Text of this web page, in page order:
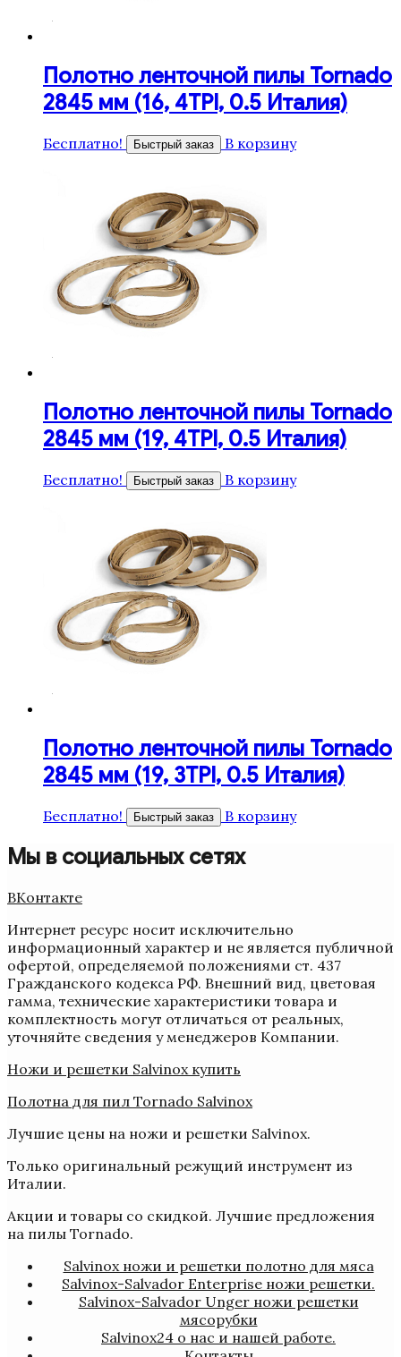
Полотно ленточной пилы Tornado
2845 мм (16, 4TPI, 0.5 Италия)
Бесплатно! Быстрый заказ В корзину
Полотно ленточной пилы Tornado
2845 мм (19, 4TPI, 0.5 Италия)
Бесплатно! Быстрый заказ В корзину
Полотно ленточной пилы Tornado
2845 мм (19, 3TPI, 0.5 Италия)
Бесплатно! Быстрый заказ В корзину
Мы в социальных сетях
ВКонтакте
Интернет ресурс носит исключительно
информационный характер и не является публичной
офертой, определяемой положениями ст. 437
Гражданского кодекса РФ. Внешний вид, цветовая
гамма, технические характеристики товара и
комплектность могут отличаться от реальных,
уточняйте сведения у менеджеров Компании.
Ножи и решетки Salvinox купить
Полотна для пил Tornado Salvinox
Лучшие цены на ножи и решетки Salvinox.
Только оригинальный режущий инструмент из
Италии.
Акции и товары со скидкой. Лучшие предложения
на пилы Tornado.
Salvinox ножи и решетки полотно для мяса
Salvinox-Salvador Enterprise ножи решетки.
Salvinox-Salvador Unger ножи решетки
мясорубки
Salvinox24 о нас и нашей работе.